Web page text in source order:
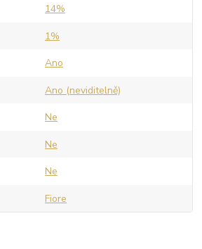
14%
1%
Ano
Ano (neviditelně)
Ne
Ne
Ne
Fiore